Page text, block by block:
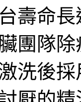
壽命
團隊
洗後